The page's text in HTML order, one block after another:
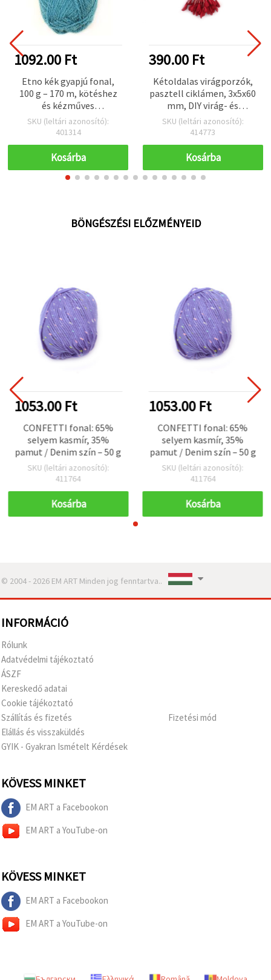
1092.00 Ft
Etno kék gyapjú fonal,
100 g – 170 m, kötéshez
és kézműves
kiegészítőkhöz
SKU (leltári azonosító):
401314
Kosárba
390.00 Ft
Kétoldalas virágporzók,
pasztell ciklámen, 3x5x60
mm, DIY virág- és
kézműves kellék, ~130 db
SKU (leltári azonosító):
414773
Kosárba
BÖNGÉSZÉSI ELŐZMÉNYEID
1053.00 Ft
CONFETTI fonal: 65%
selyem kasmír, 35%
pamut / Denim szín – 50 g
SKU (leltári azonosító):
411764
Kosárba
1053.00 Ft
CONFETTI fonal: 65%
selyem kasmír, 35%
pamut / Denim szín – 50 g
SKU (leltári azonosító):
411764
Kosárba
© 2004 - 2026 EM ART Minden jog fenntartva..
INFORMÁCIÓ
Rólunk
Adatvédelmi tájékoztató
ÁSZF
Kereskedő adatai
Cookie tájékoztató
Szállítás és fizetés
Elállás és visszaküldés
GYIK - Gyakran Ismételt Kérdések
Fizetési mód
KÖVESS MINKET
EM ART a Facebookon
EM ART a YouTube-on
KÖVESS MINKET
EM ART a Facebookon
EM ART a YouTube-on